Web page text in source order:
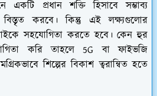
একটি প্রধান শক্তি হিসাবে সম্ভাব্য
বিস্তৃত করবে। কিন্তু এই লক্ষ্যগুলোর
সহযোগিতা করতে হবে। কেন হুর
করি তাহলে 5G বা ফাইভজি
শিল্পের বিকাশ ত্বরান্বিত হতে